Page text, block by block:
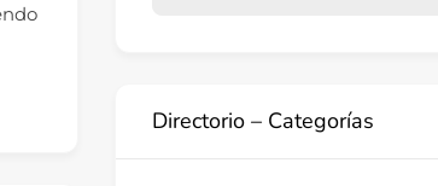
Directorio – Categorías